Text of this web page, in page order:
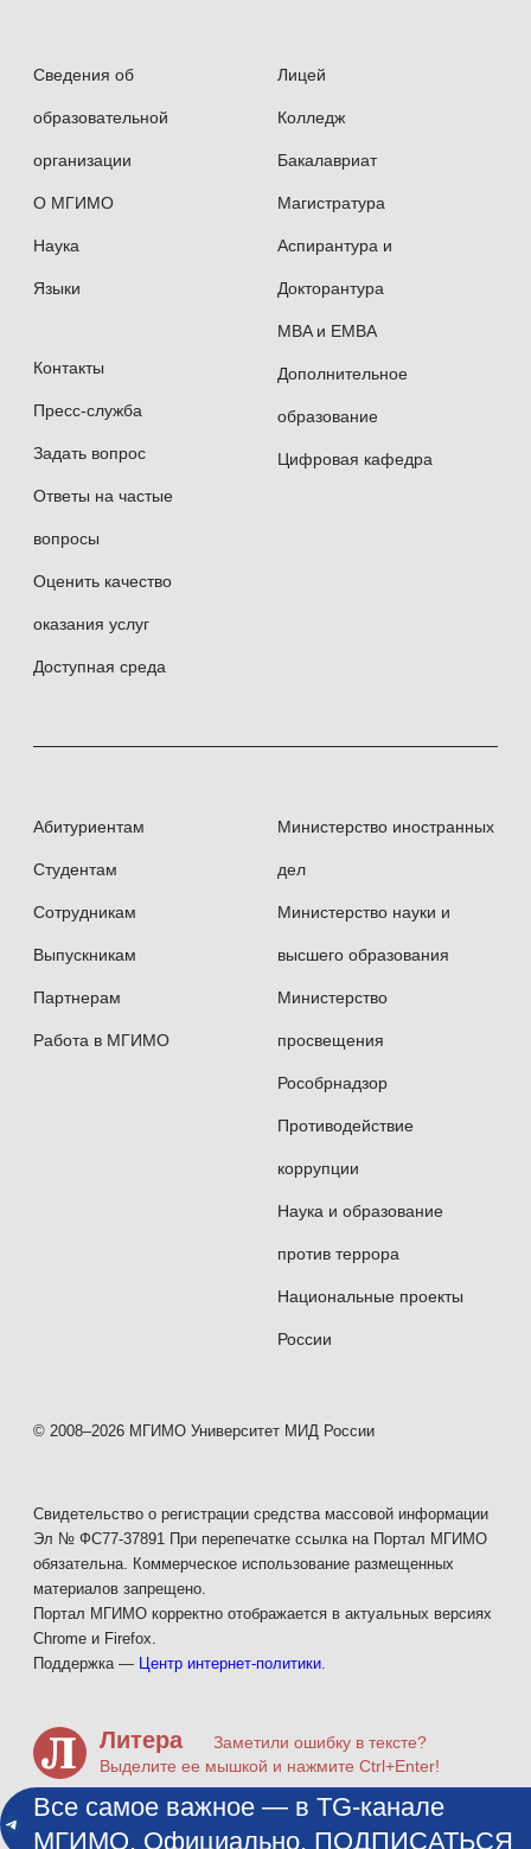
Сведения об
образовательной
организации
О МГИМО
Наука
Языки
Контакты
Пресс-служба
Задать вопрос
Ответы на частые
вопросы
Оценить качество
оказания услуг
Доступная среда
Лицей
Колледж
Бакалавриат
Магистратура
Аспирантура и
Докторантура
MBA и EMBA
Дополнительное
образование
Цифровая кафедра
Абитуриентам
Студентам
Сотрудникам
Выпускникам
Партнерам
Работа в МГИМО
Министерство иностранных
дел
Министерство науки и
высшего образования
Министерство
просвещения
Рособрнадзор
Противодействие
коррупции
Наука и образование
против террора
Национальные проекты
России
© 2008–2026 МГИМО Университет МИД России
Свидетельство о регистрации средства массовой информации
Эл № ФС77-37891 При перепечатке ссылка на Портал МГИМО
обязательна. Коммерческое использование размещенных
материалов запрещено.
Портал МГИМО корректно отображается в актуальных версиях
Chrome и Firefox.
Поддержка —
Центр интернет-политики
Литера
Заметили ошибку в тексте?
Выделите ее мышкой и нажмите Ctrl+Enter!
Все самое важное — в TG-канале
МГИМО. Официально. ПОДПИСАТЬСЯ